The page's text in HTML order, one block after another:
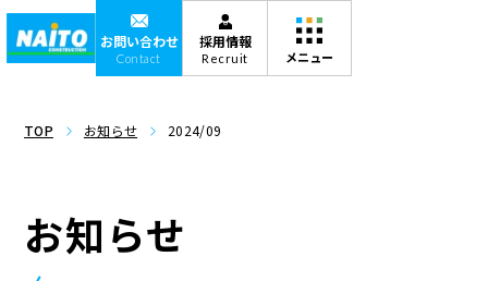
お問い合わせ
Contact
採用情報
Recruit
TOP お知らせ 2024/09
お知らせ